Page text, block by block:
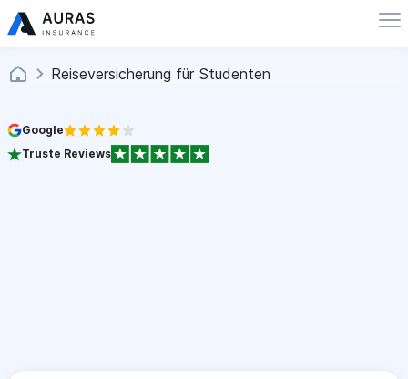
Reiseversicherung für Studenten
Google
Truste Reviews